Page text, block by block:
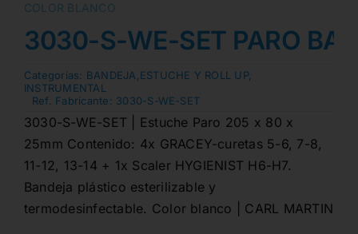
COLOR BLANCO
3030-S-WE-SET PARO
Categorias: BANDEJA,ESTUCHE Y ROLL UP,
INSTRUMENTAL
Ref. Fabricante: 3030-S-WE-SET
3030-S-WE-SET | Estuche Paro 205 x 80 x
25mm Contenido: 4x GRACEY-curetas 5-6, 7-8,
11-12, 13-14 + 1x Scaler HYGIENIST H6-H7.
Bandeja plástico esterilizable y
termodesinfectable. Color blanco | CARL MARTIN